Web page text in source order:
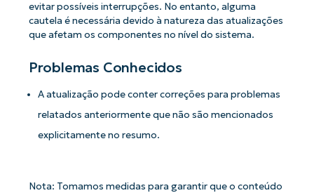
evitar possíveis interrupções. No entanto, alguma
cautela é necessária devido à natureza das atualizações
que afetam os componentes no nível do sistema.
Problemas Conhecidos
A atualização pode conter correções para problemas
relatados anteriormente que não são mencionados
explicitamente no resumo.
Nota: Tomamos medidas para garantir que o conteúdo